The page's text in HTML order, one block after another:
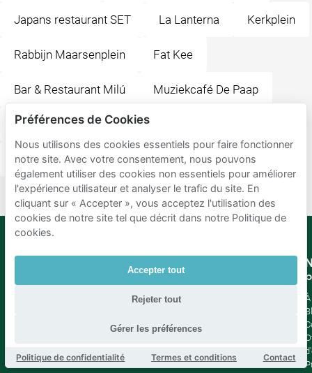
Japans restaurant SET La Lanterna Kerkplein
Rabbijn Maarsenplein Fat Kee
Bar & Restaurant Milú Muziekcafé De Paap
Bar Restaurant Pavlov
Rijksmuseum de Gevangenpoort Buitenhof
Mobypark
Allemand
Préférences de Cookies
Nous utilisons des cookies essentiels pour faire fonctionner
notre site. Avec votre consentement, nous pouvons
également utiliser des cookies non essentiels pour améliorer
l'expérience utilisateur et analyser le trafic du site. En
cliquant sur « Accepter », vous acceptez l'utilisation des
cookies de notre site tel que décrit dans notre Politique de
cookies.
Accepter tout
Rejeter tout
Gérer les préférences
Politique de confidentialité Termes et conditions Contact